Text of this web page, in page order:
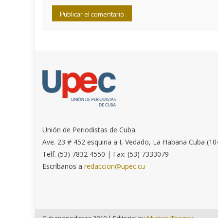
Unión de Periodistas de Cuba.
Ave. 23 # 452 esquina a I, Vedado, La Habana Cuba
Telf. (53) 7832 4550 | Fax: (53) 7333079
Escríbanos aredaccion@upec.cu